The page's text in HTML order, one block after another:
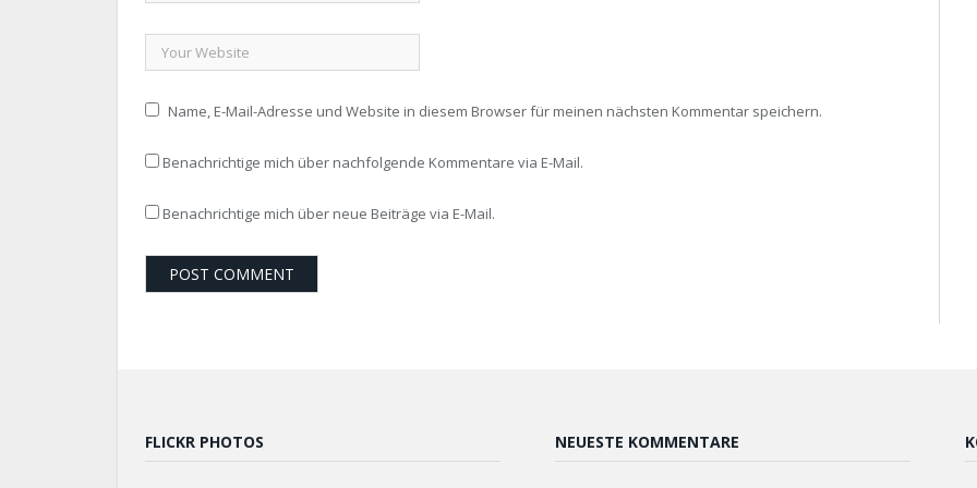
Name, E-Mail-Adresse und Website in diesem Browser für meinen nächsten Kommentar speichern.
Benachrichtige mich über nachfolgende Kommentare via E-Mail.
Benachrichtige mich über neue Beiträge via E-Mail.
FLICKR PHOTOS NEUESTE KOMMENTARE